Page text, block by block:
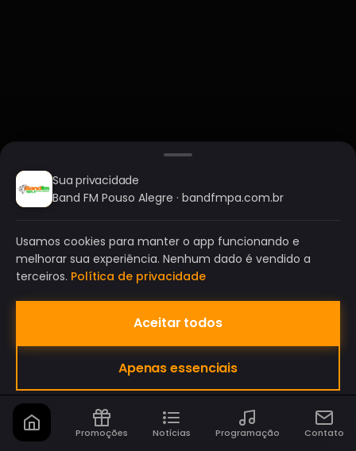
BAND FM POUSO ALEGRE
A SUA RÁDIO DO SEU JEITO!
Sua privacidade
Band FM Pouso Alegre · bandfmpa.com.br
Usamos cookies para manter o app funcionando e
melhorar sua experiência. Nenhum dado é vendido a
terceiros. Política de privacidade
Aceitar todos
Apenas essenciais
Promoções Notícias Programação Contato